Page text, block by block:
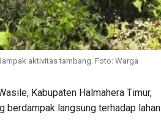
aktivitas tambang. Foto: Warga
Kabupaten Halmahera Timur,
berdampak langsung terhadap lahan